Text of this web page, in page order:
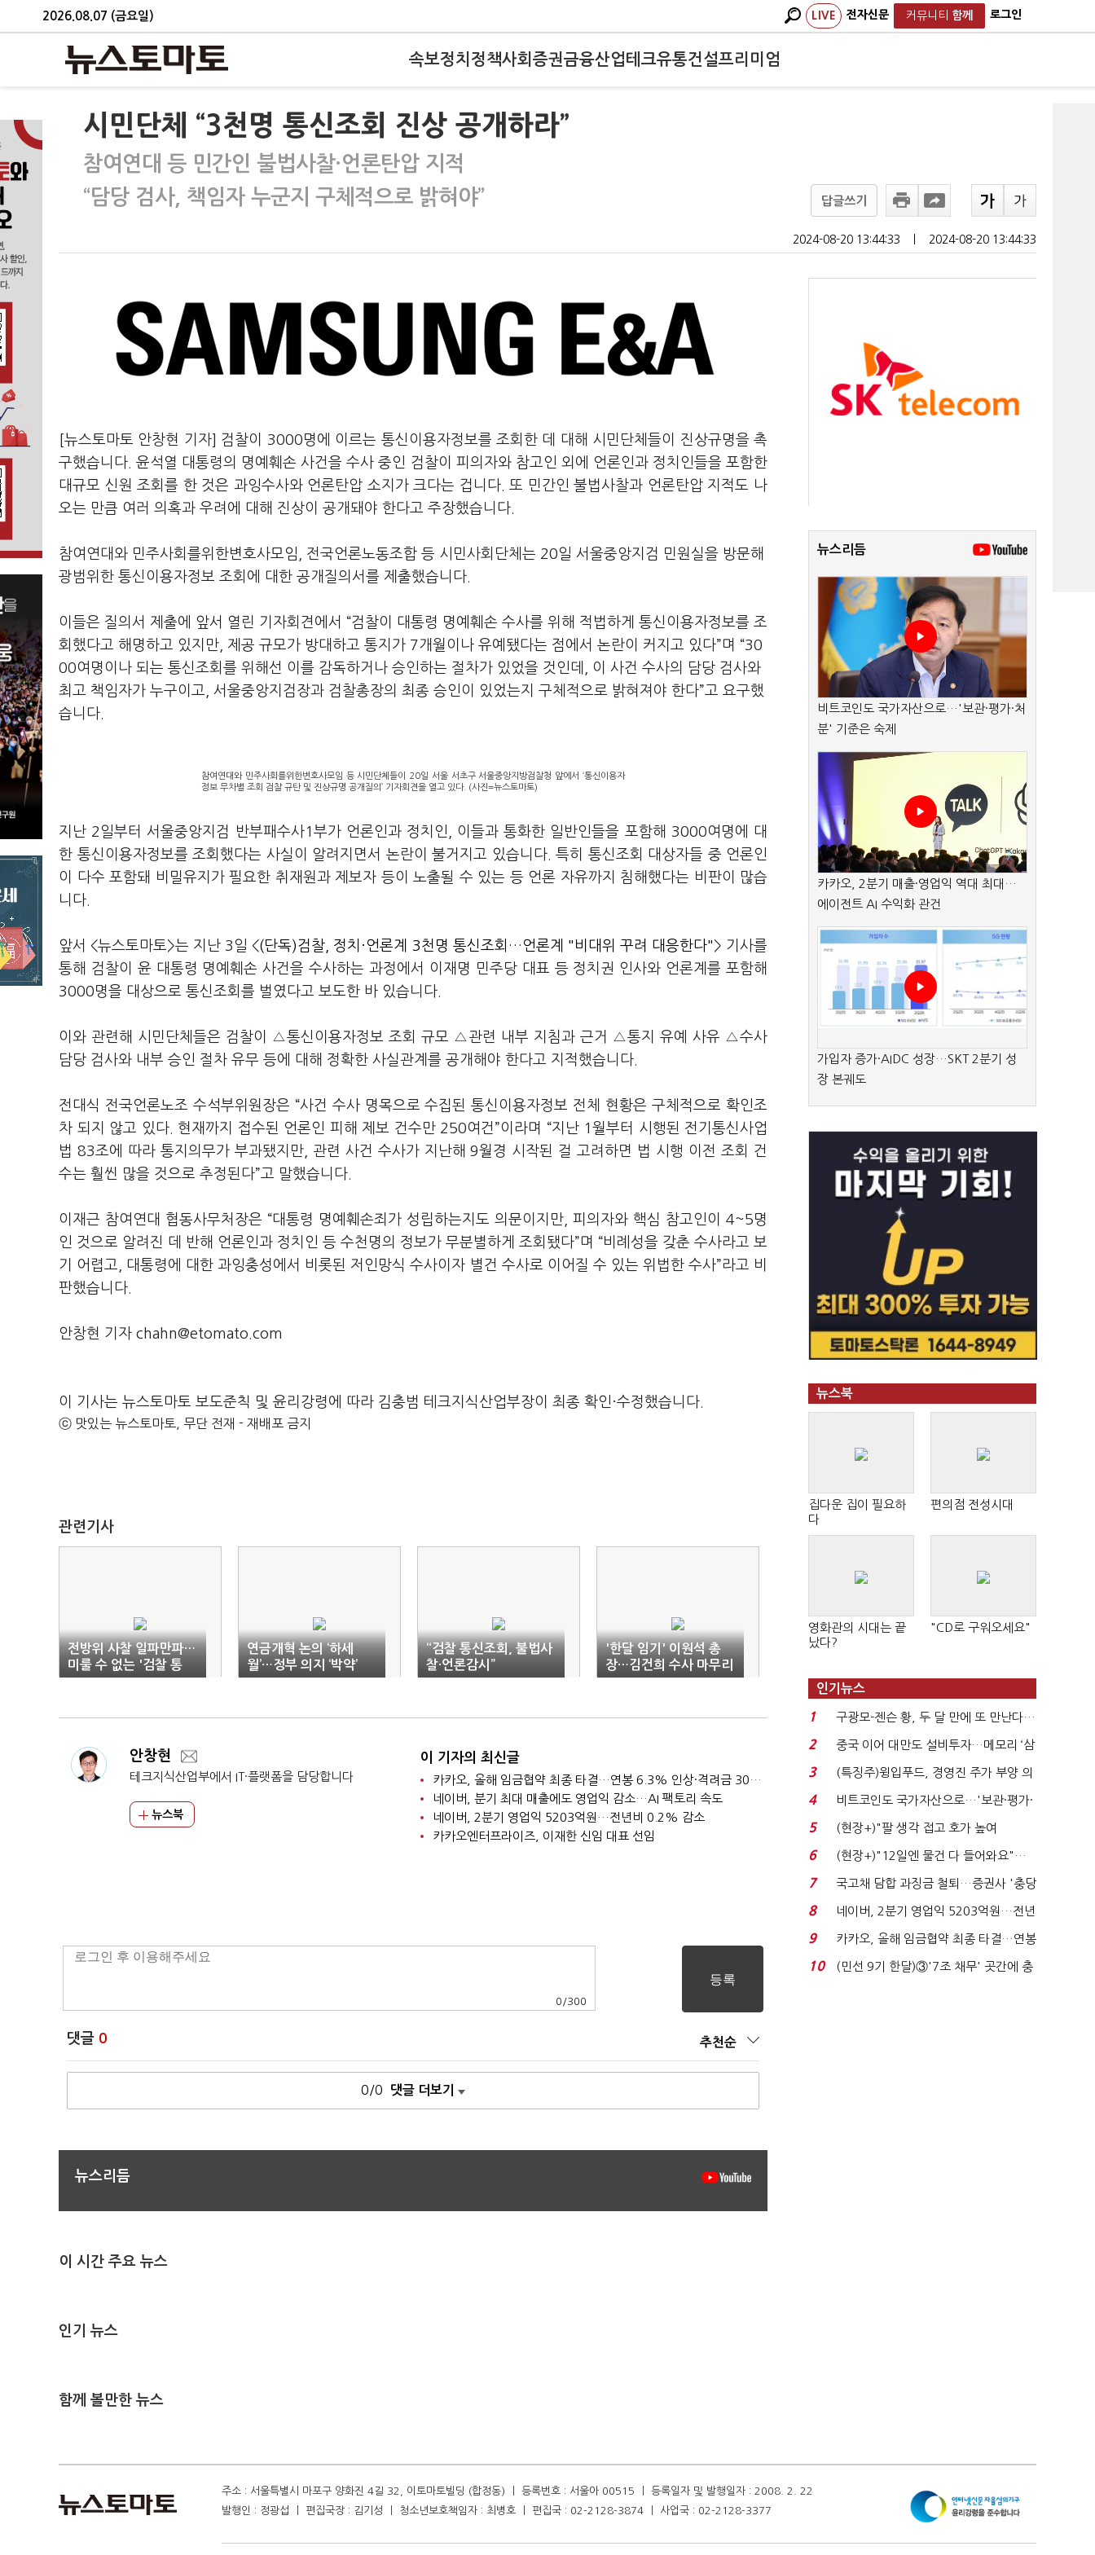
2026.08.07 (금요일) LIVE 전자신문 커뮤니티 함께 로그인
속보정치 정책사회 증권금융산업테크유통건설프리미엄
시민단체 “3천명 통신조회 진상 공개하라”
참여연대 등 민간인 불법사찰·언론탄압 지적
“담당 검사, 책임자 누군지 구체적으로 밝혀야”
답글쓰기
2024-08-20 13:44:33 2024-08-20 13:44:33
[뉴스토마토 안창현 기자] 검찰이 3000명에 이르는 통신이용자정보를 조회한 데 대해 시민단체들이 진상규명을 촉
구했습니다. 윤석열 대통령의 명예훼손 사건을 수사 중인 검찰이 피의자와 참고인 외에 언론인과 정치인들을 포함한
대규모 신원 조회를 한 것은 과잉수사와 언론탄압 소지가 크다는 겁니다. 또 민간인 불법사찰과 언론탄압 지적도 나
오는 만큼 여러 의혹과 우려에 대해 진상이 공개돼야 한다고 주장했습니다.
참여연대와 민주사회를위한변호사모임, 전국언론노동조합 등 시민사회단체는 20일 서울중앙지검 민원실을 방문해
광범위한 통신이용자정보 조회에 대한 공개질의서를 제출했습니다.
이들은 질의서 제출에 앞서 열린 기자회견에서 “검찰이 대통령 명예훼손 수사를 위해 적법하게 통신이용자정보를 조
회했다고 해명하고 있지만, 제공 규모가 방대하고 통지가 7개월이나 유예됐다는 점에서 논란이 커지고 있다”며 “30
00여명이나 되는 통신조회를 위해선 이를 감독하거나 승인하는 절차가 있었을 것인데, 이 사건 수사의 담당 검사와
최고 책임자가 누구이고, 서울중앙지검장과 검찰총장의 최종 승인이 있었는지 구체적으로 밝혀져야 한다”고 요구했
습니다.
참여연대와 민주사회를위한변호사모임 등 시민단체들이 20일 서울 서초구 서울중앙지방검찰청 앞에서 ‘통신이용자
정보 무차별 조회 검찰 규탄 및 진상규명 공개질의’ 기자회견을 열고 있다. (사진=뉴스토마토)
지난 2일부터 서울중앙지검 반부패수사1부가 언론인과 정치인, 이들과 통화한 일반인들을 포함해 3000여명에 대
한 통신이용자정보를 조회했다는 사실이 알려지면서 논란이 불거지고 있습니다. 특히 통신조회 대상자들 중 언론인
이 다수 포함돼 비밀유지가 필요한 취재원과 제보자 등이 노출될 수 있는 등 언론 자유까지 침해했다는 비판이 많습
니다.
앞서 <뉴스토마토>는 지난 3일 <(단독)검찰, 정치·언론계 3천명 통신조회…언론계 "비대위 꾸려 대응한다"> 기사를
통해 검찰이 윤 대통령 명예훼손 사건을 수사하는 과정에서 이재명 민주당 대표 등 정치권 인사와 언론계를 포함해
3000명을 대상으로 통신조회를 벌였다고 보도한 바 있습니다.
이와 관련해 시민단체들은 검찰이 △통신이용자정보 조회 규모 △관련 내부 지침과 근거 △통지 유예 사유 △수사
담당 검사와 내부 승인 절차 유무 등에 대해 정확한 사실관계를 공개해야 한다고 지적했습니다.
전대식 전국언론노조 수석부위원장은 “사건 수사 명목으로 수집된 통신이용자정보 전체 현황은 구체적으로 확인조
차 되지 않고 있다. 현재까지 접수된 언론인 피해 제보 건수만 250여건”이라며 “지난 1월부터 시행된 전기통신사업
법 83조에 따라 통지의무가 부과됐지만, 관련 사건 수사가 지난해 9월경 시작된 걸 고려하면 법 시행 이전 조회 건
수는 훨씬 많을 것으로 추정된다”고 말했습니다.
이재근 참여연대 협동사무처장은 “대통령 명예훼손죄가 성립하는지도 의문이지만, 피의자와 핵심 참고인이 4~5명
인 것으로 알려진 데 반해 언론인과 정치인 등 수천명의 정보가 무분별하게 조회됐다”며 “비례성을 갖춘 수사라고 보
기 어렵고, 대통령에 대한 과잉충성에서 비롯된 저인망식 수사이자 별건 수사로 이어질 수 있는 위법한 수사”라고 비
판했습니다.
안창현 기자 chahn@etomato.com
이 기사는 뉴스토마토 보도준칙 및 윤리강령에 따라 김충범 테크지식산업부장이 최종 확인·수정했습니다.
ⓒ 맛있는 뉴스토마토, 무단 전재 - 재배포 금지
관련기사
전방위 사찰 일파만파…
미룰 수 없는 '검찰 통
제'
연금개혁 논의 ‘하세
월’…정부 의지 ‘박약’
“검찰 통신조회, 불법사
찰·언론감시”
'한달 임기' 이원석 총
장…김건희 수사 마무리
하나
안창현
테크지식산업부에서 IT·플랫폼을 담당합니다
뉴스북
이 기자의 최신글
카카오, 올해 임금협약 최종 타결…연봉 6.3% 인상·격려금 300만원
네이버, 분기 최대 매출에도 영업익 감소…AI 팩토리 속도
네이버, 2분기 영업익 5203억원…전년비 0.2% 감소
카카오엔터프라이즈, 이재한 신임 대표 선임
0 /300
댓글 0 추천순
0/0 댓글 더보기
뉴스리듬
이 시간 주요 뉴스
인기 뉴스
함께 볼만한 뉴스
뉴스리듬
비트코인도 국가자산으로…'보관·평가·처
분' 기준은 숙제
카카오, 2분기 매출·영업익 역대 최대…
에이전트 AI 수익화 관건
가입자 증가·AIDC 성장…SKT 2분기 성
장 본궤도
뉴스북
집다운 집이 필요하
다
편의점 전성시대
영화관의 시대는 끝
났다?
"CD로 구워오세요"
인기뉴스
1
구광모-젠슨 황, 두 달 만에 또 만난다…
로봇·AI 등 논...
2
중국 이어 대만도 설비투자…메모리 ‘삼
국전쟁’
3
(특징주)윙입푸드, 경영진 주가 부양 의
지에 상한가...
4
비트코인도 국가자산으로…'보관·평가·
처분' 기준은 ...
5
(현장+)"팔 생각 접고 호가 높여
요"…'덜 똘똘한 한 채' 20...
6
(현장+)"12일엔 물건 다 들어와요"…
빈 매대 채우며 문 연 ...
7
국고채 담합 과징금 철퇴…증권사 '충당
금 폭탄' 우려...
8
네이버, 2분기 영업익 5203억원…전년
비 0.2% 감소...
9
카카오, 올해 임금협약 최종 타결…연봉
6.3% 인상·격려...
10
(민선 9기 한달)③'7조 채무' 곳간에 충
주소 : 서울특별시 마포구 양화진 4길 32, 이토마토빌딩 (합정동) ㅣ 등록번호 : 서울아 00515 ㅣ 등록일자 및 발행일자 : 2008. 2. 22
발행인 : 정광섭 ㅣ 편집국장 : 김기성 ㅣ 청소년보호책임자 : 최병호 ㅣ 편집국 : 02-2128-3874 ㅣ 사업국 : 02-2128-3377